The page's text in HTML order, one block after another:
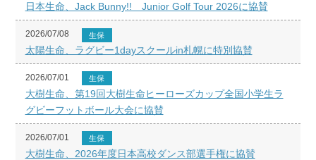
日本生命、Jack Bunny!! Junior Golf Tour 2026に協賛
2026/07/08 生保
太陽生命、ラグビー1dayスクールin札幌に特別協賛
2026/07/01 生保
大樹生命、第19回大樹生命ヒーローズカップ全国小学生ラ
グビーフットボール大会に協賛
2026/07/01 生保
大樹生命、2026年度日本高校ダンス部選手権に協賛